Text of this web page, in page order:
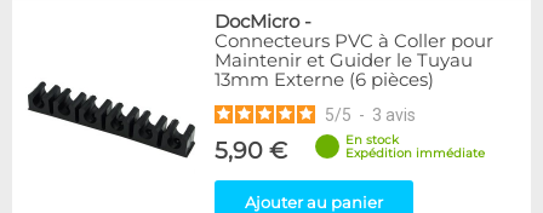
DocMicro-
Connecteurs PVC à Coller pour
Maintenir et Guider le Tuyau
13mm Externe (6 pièces)
5/5 - 3 avis
5,90 €
En stock
Expédition immédiate
Ajouter au panier